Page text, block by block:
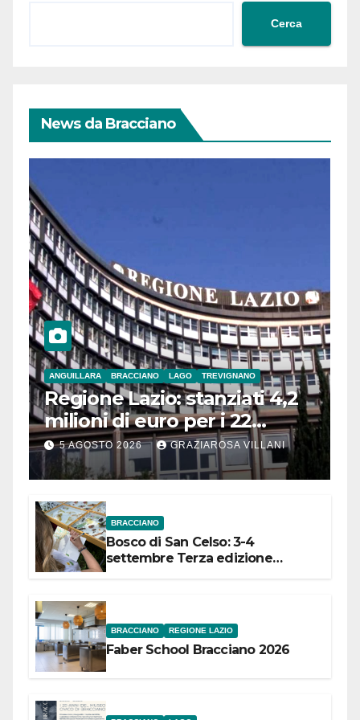
Cerca
News da Bracciano
ANGUILLARA BRACCIANO LAGO TREVIGNANO
Regione Lazio: stanziati 4,2
milioni di euro per i 22
Comuni dell’Etruria
Meridionale
5 AGOSTO 2026 GRAZIAROSA VILLANI
BRACCIANO
Bosco di San Celso: 3-4
settembre Terza edizione
BRACCIANO REGIONE LAZIO
Faber School Bracciano 2026